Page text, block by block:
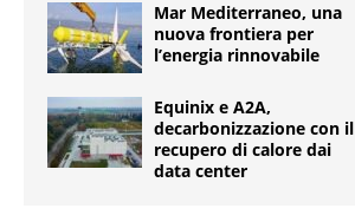
Mar Mediterraneo, una
nuova frontiera per
l’energia rinnovabile
Equinix e A2A,
decarbonizzazione con il
recupero di calore dai
data center